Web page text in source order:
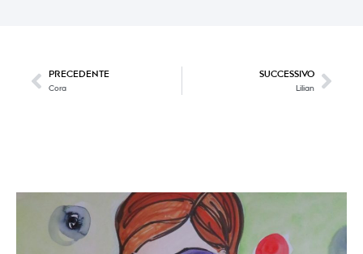
PRECEDENTE
Cora
SUCCESSIVO
Lilian